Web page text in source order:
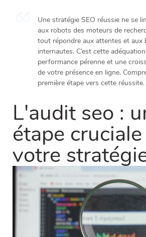
Une stratégie SEO réussie ne se
aux robots des moteurs de
tout répondre aux attentes et aux
internautes. C’est cette
performance pérenne et une
de votre présence en ligne.
première étape vers cette réussite.
L'audit seo :
étape
votre